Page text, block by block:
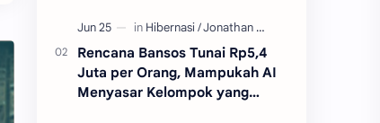
Rencana Bansos Tunai Rp5,4
Juta per Orang, Mampukah AI
Menyasar Kelompok yang